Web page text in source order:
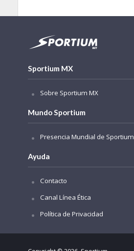
Sportium MX
Sobre Sportium MX
Mundo Sportium
Presencia Mundial de Sportium
Ayuda
Contacto
Canal Línea Ética
Política de Privacidad